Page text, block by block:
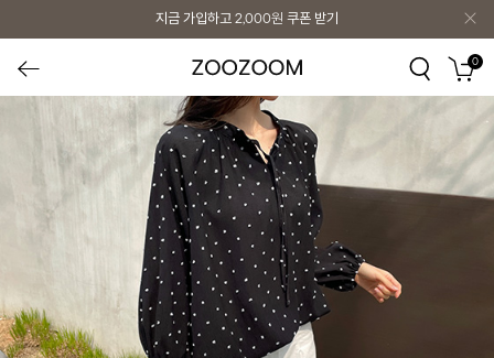
지금 가입하고 2,000원 쿠폰 받기
0